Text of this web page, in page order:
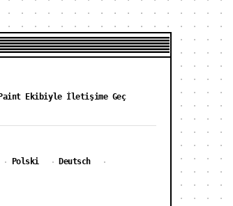
Ekibiyle İletişime Geç
· Polski · Deutsch ·